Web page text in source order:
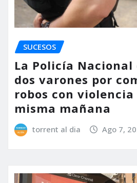
SUCESOS
La Policía Nacional
dos varones por
robos con violencia
misma mañana
torrent al dia Ago 7,